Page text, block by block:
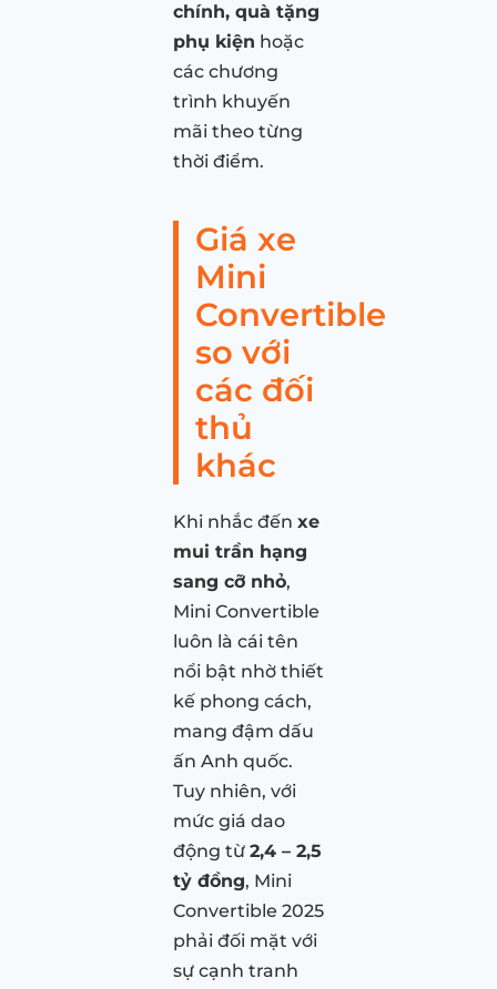
chính, quà tặng
phụ kiện hoặc
các chương
trình khuyến
mãi theo từng
thời điểm.
Giá xe
Mini
Convertible
so với
các đối
thủ
khác
Khi nhắc đến xe
mui trần hạng
sang cỡ nhỏ,
Mini Convertible
luôn là cái tên
nổi bật nhờ thiết
kế phong cách,
mang đậm dấu
ấn Anh quốc.
Tuy nhiên, với
mức giá dao
động từ 2,4 – 2,5
tỷ đồng, Mini
Convertible 2025
phải đối mặt với
sự cạnh tranh